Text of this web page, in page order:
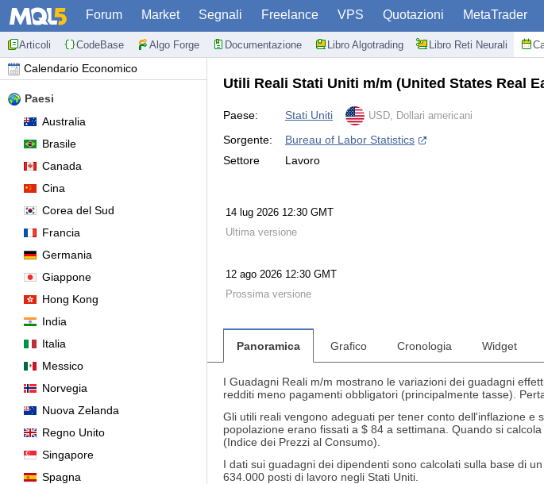
Forum Market Segnali Freelance VPS Quotazioni MetaTrader
Articoli CodeBase Algo Forge Documentazione Libro Algotrading Libro Reti Neurali
Calendario Economico
Paesi
Australia
Brasile
Canada
Cina
Corea del Sud
Francia
Germania
Giappone
Hong Kong
India
Italia
Messico
Norvegia
Nuova Zelanda
Regno Unito
Singapore
Spagna
Utili Reali Stati Uniti m/m (United States Real
Paese: Stati Uniti USD, Dollari americani
Sorgente:
Bureau of Labor Statistics
Settore
Lavoro
14 lug 2026 12:30 GMT
Ultima versione
12 ago 2026 12:30 GMT
Prossima versione
Panoramica Grafico Cronologia Widget
I Guadagni Reali m/m mostrano le variazioni dei guadagni
redditi meno pagamenti obbligatori (principalmente tasse).
Gli utili reali vengono adeguati per tener conto dell'inflazione
popolazione erano fissati a $ 84 a settimana. Quando si
(Indice dei Prezzi al Consumo).
I dati sui guadagni dei dipendenti sono calcolati sulla base di
634.000 posti di lavoro negli Stati Uniti.